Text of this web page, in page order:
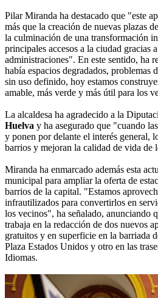
Pilar Miranda ha destacado que "este
más que la creación de nuevas plazas
la culminación de una transformación
principales accesos a la ciudad gracias
administraciones". En este sentido, ha
había espacios degradados, problemas
sin uso definido, hoy estamos
amable, más verde y más útil para los
La alcaldesa ha agradecido a la
Huelva y ha asegurado que "cuando
y ponen por delante el interés general,
barrios y mejoran la calidad de vida de
Miranda ha enmarcado además esta
municipal para ampliar la oferta de
barrios de la capital. "Estamos
infrautilizados para convertirlos en
los vecinos", ha señalado, anunciando
trabaja en la redacción de dos nuevos
gratuitos y en superficie en la barriada
Plaza Estados Unidos y otro en las
Idiomas.